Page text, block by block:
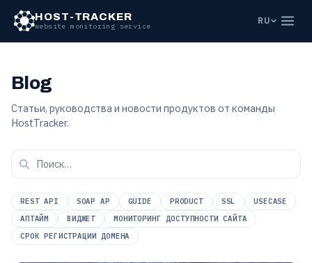
HOST-TRACKER
website monitoring service
RU
Blog
Статьи, руководства и новости продуктов от команды
HostTracker.
REST API SOAP AP GUIDE PRODUCT SSL
USECASE
АПТАЙМ
ВИДЖЕТ
МОНИТОРИНГ ДОСТУПНОСТИ САЙТА
СРОК РЕГИСТРАЦИИ ДОМЕНА